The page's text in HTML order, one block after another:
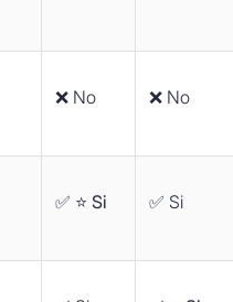
❌ No ❌ No
✅ ⭐️ Si ✅ Si